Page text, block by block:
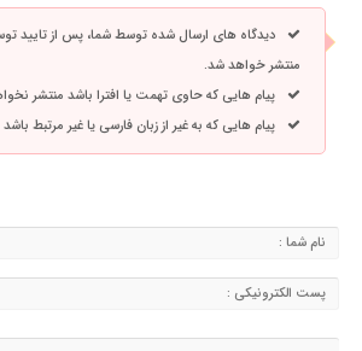
دیدگاه های ارسال شده توسط شما، پس از تایید
منتشر خواهد شد.
پیام هایی که حاوی تهمت یا افترا باشد منتشر
پیام هایی که به غیر از زبان فارسی یا غیر مرتبط